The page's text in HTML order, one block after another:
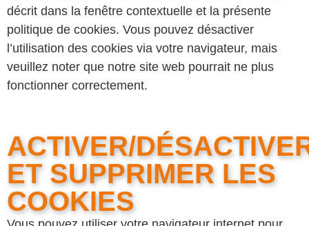
décrit dans la fenêtre contextuelle et la présente
politique de cookies. Vous pouvez désactiver
l’utilisation des cookies via votre navigateur, mais
veuillez noter que notre site web pourrait ne plus
fonctionner correctement.
ACTIVER/
ET SUPPRIMER LES
COOKIES